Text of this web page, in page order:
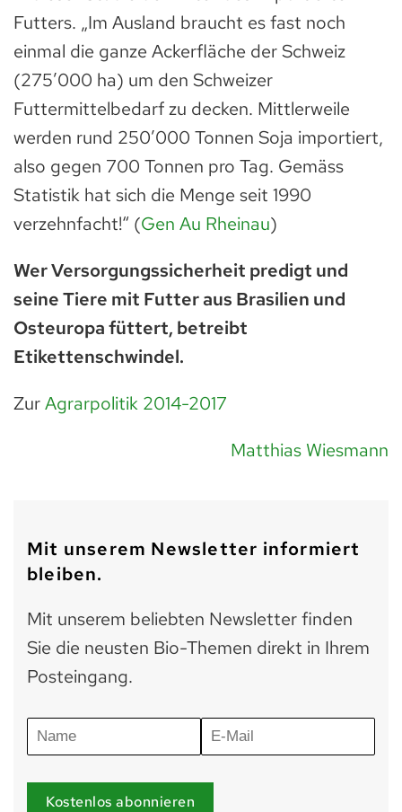
Futters. „Im Ausland braucht es fast noch
einmal die ganze Ackerfläche der Schweiz
(275′000 ha) um den Schweizer
Futtermittelbedarf zu decken. Mittlerweile
werden rund 250’000 Tonnen Soja importiert,
also gegen 700 Tonnen pro Tag. Gemäss
Statistik hat sich die Menge seit 1990
verzehnfacht!“ (Gen Au Rheinau)
Wer Versorgungssicherheit predigt und
seine Tiere mit Futter aus Brasilien und
Osteuropa füttert, betreibt
Etikettenschwindel.
ZurAgrarpolitik 2014-2017
Matthias Wiesmann
Mit unserem Newsletter informiert
bleiben.
Mit unserem beliebten Newsletter finden
Sie die neusten Bio-Themen direkt in Ihrem
Posteingang.
Kostenlos abonnieren